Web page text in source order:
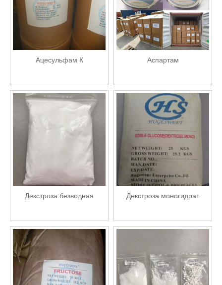
Ацесульфам К Аспартам
Декстроза безводная Декстроза моногидрат